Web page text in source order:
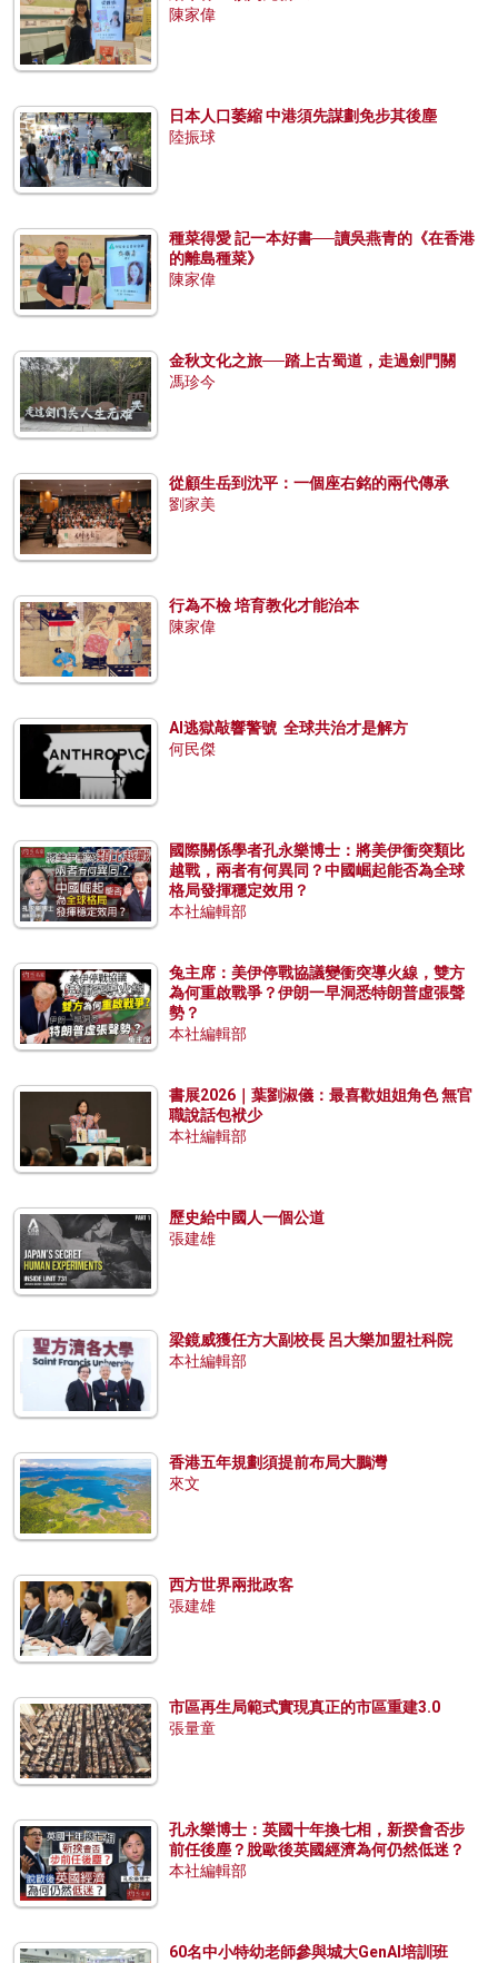
陳家偉
日本人口萎縮 中港須先謀劃免步其後塵
陸振球
種菜得愛 記一本好書──讀吳燕青的《在香港
的離島種菜》
陳家偉
金秋文化之旅──踏上古蜀道，走過劍門關
馮珍今
從顧生岳到沈平：一個座右銘的兩代傳承
劉家美
行為不檢 培育教化才能治本
陳家偉
AI逃獄敲響警號 全球共治才是解方
何民傑
國際關係學者孔永樂博士：將美伊衝突類比
越戰，兩者有何異同？中國崛起能否為全球
格局發揮穩定效用？
本社編輯部
兔主席：美伊停戰協議變衝突導火線，雙方
為何重啟戰爭？伊朗一早洞悉特朗普虛張聲
勢？
本社編輯部
書展2026｜葉劉淑儀：最喜歡姐姐角色 無官
職說話包袱少
本社編輯部
歷史給中國人一個公道
張建雄
梁鏡威獲任方大副校長 呂大樂加盟社科院
本社編輯部
香港五年規劃須提前布局大鵬灣
來文
西方世界兩批政客
張建雄
市區再生局範式實現真正的市區重建3.0
張量童
孔永樂博士：英國十年換七相，新揆會否步
前任後塵？脫歐後英國經濟為何仍然低迷？
本社編輯部
60名中小特幼老師參與城大GenAI培訓班